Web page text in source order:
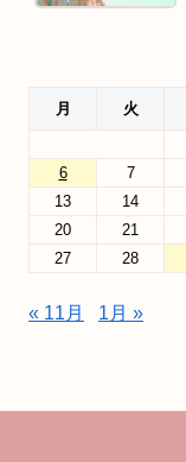
月 火
6
7
13
14
20
21
27
28
« 11月 1月 »